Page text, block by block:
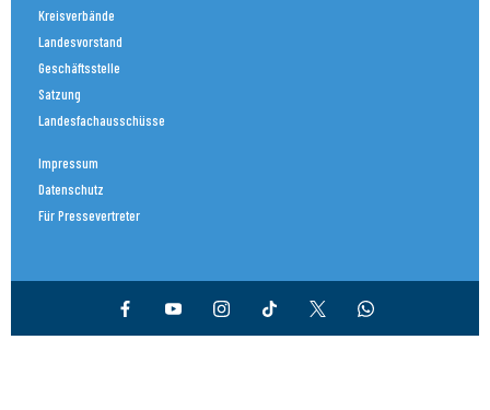
Kreisverbände
Landesvorstand
Geschäftsstelle
Satzung
Landesfachausschüsse
Impressum
Datenschutz
Für Pressevertreter